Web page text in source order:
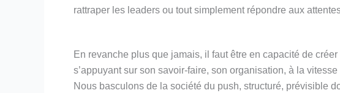
rattraper les leaders ou tout simplement répondre aux
En revanche plus que jamais, il faut être en capacité de
s’appuyant sur son savoir-faire, son organisation, à la
Nous basculons de la société du push, structuré, prévisible